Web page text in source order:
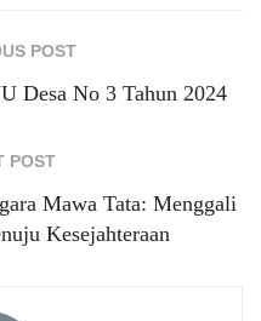
POST
Desa No 3 Tahun 2024
POST
Mawa Tata: Menggali
Kesejahteraan